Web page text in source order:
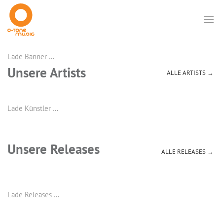
Lade Banner …
Unsere Artists ALLE ARTISTS →
Lade Künstler …
Unsere Releases ALLE RELEASES →
Lade Releases …